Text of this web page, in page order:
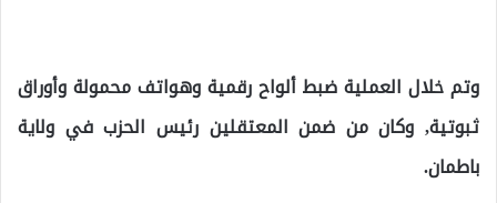
وتم خلال العملية ضبط ألواح رقمية وهواتف محمولة وأوراق
ثبوتية, وكان من ضمن المعتقلين رئيس الحزب في ولاية
باطمان.